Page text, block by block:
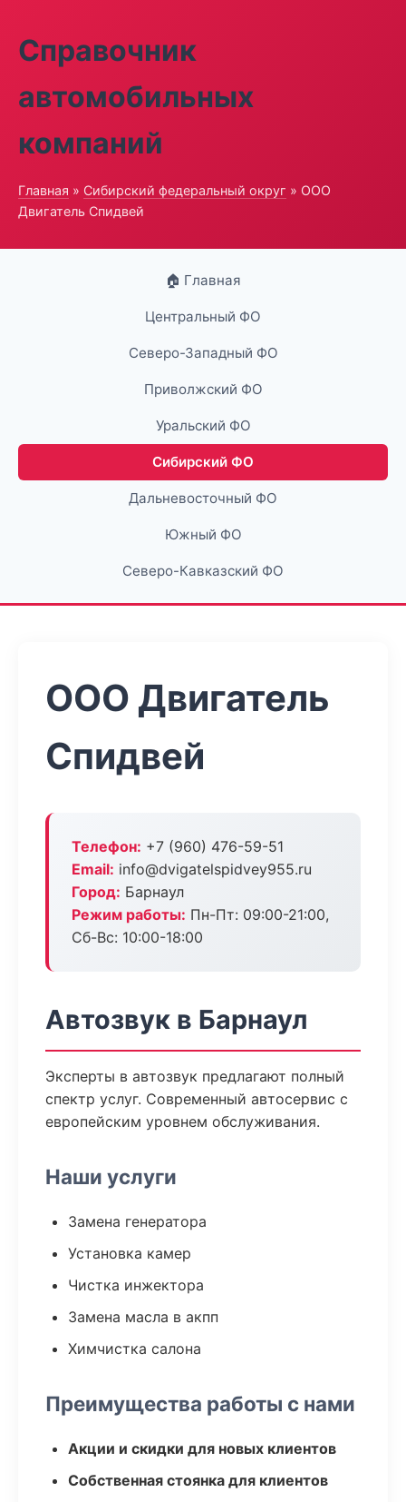
Справочник
автомобильных
компаний
Главная » Сибирский федеральный округ » ООО
Двигатель Спидвей
🏠 Главная
Центральный ФО
Северо-Западный ФО
Приволжский ФО
Уральский ФО
Сибирский ФО
Дальневосточный ФО
Южный ФО
Северо-Кавказский ФО
ООО Двигатель
Спидвей
Телефон: +7 (960) 476-59-51
Email: info@dvigatelspidvey955.ru
Город: Барнаул
Режим работы: Пн-Пт: 09:00-21:00,
Сб-Вс: 10:00-18:00
Автозвук в Барнаул
Эксперты в автозвук предлагают полный
спектр услуг. Современный автосервис с
европейским уровнем обслуживания.
Наши услуги
Замена генератора
Установка камер
Чистка инжектора
Замена масла в акпп
Химчистка салона
Преимущества работы с нами
Акции и скидки для новых клиентов
Собственная стоянка для клиентов